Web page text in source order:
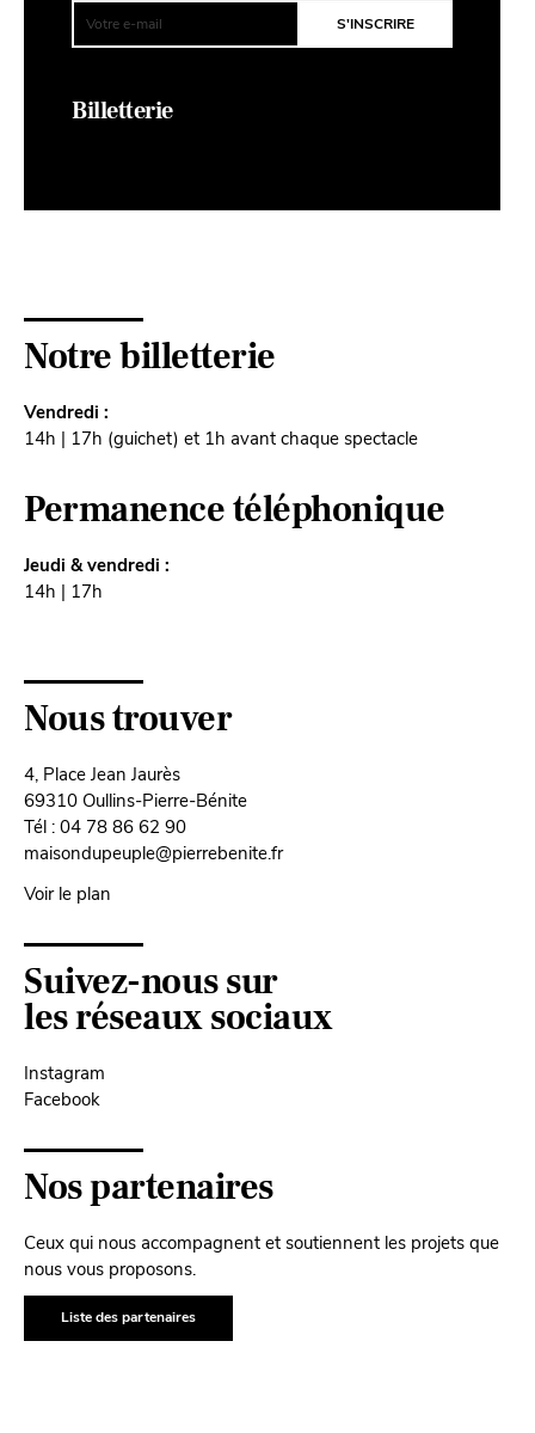
Billetterie
Notre billetterie
Vendredi :
14h | 17h (guichet) et 1h avant chaque spectacle
Permanence téléphonique
Jeudi & vendredi :
14h | 17h
Nous trouver
4, Place Jean Jaurès
69310 Oullins-Pierre-Bénite
Tél : 04 78 86 62 90
maisondupeuple@pierrebenite.fr
Voir le plan
Suivez-nous sur
les réseaux sociaux
Instagram
Facebook
Nos partenaires
Ceux qui nous accompagnent et soutiennent les projets que
nous vous proposons.
Liste des partenaires